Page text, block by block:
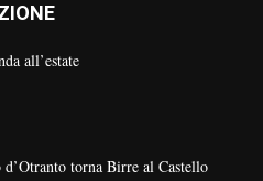
all’estate
torna Birre al Castello